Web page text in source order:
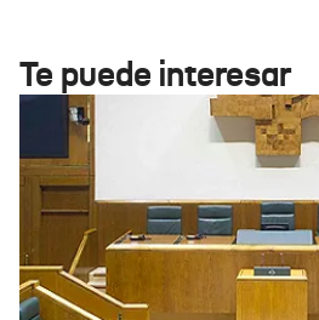
Te puede interesar